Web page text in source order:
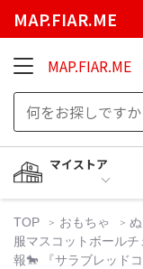
MAP.FIAR.ME
MAP.FIAR.ME
マイストア
TOP おもちゃ
服マスコットボール
報🐎 『サラブレッド